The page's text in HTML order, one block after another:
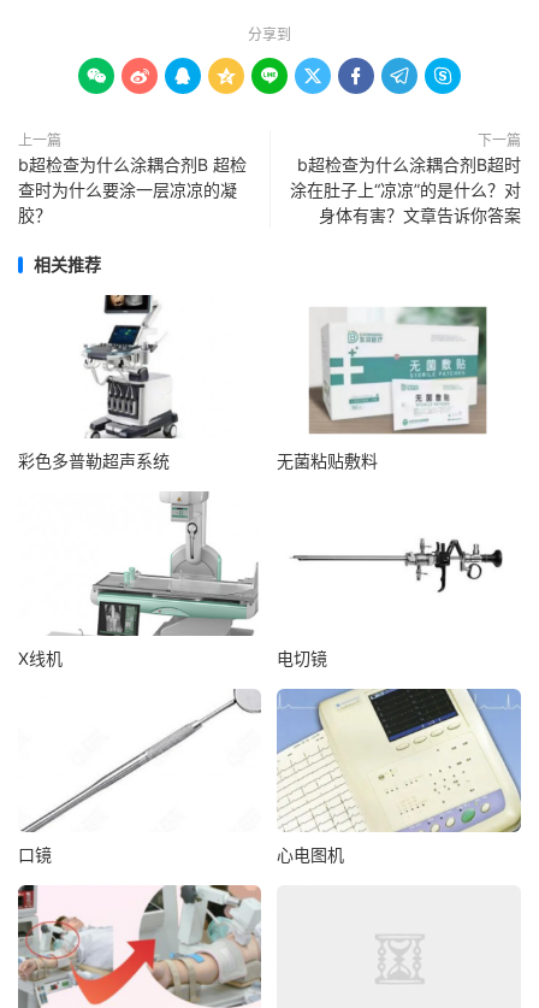
分享到
        
上一篇
b超检查为什么涂耦合剂B 超检
查时为什么要涂一层凉凉的凝
胶？
下一篇
b超检查为什么涂耦合剂B超时
涂在肚子上“凉凉”的是什么？对
身体有害？文章告诉你答案
相关推荐
彩色多普勒超声系统 无菌粘贴敷料
X线机 电切镜
口镜 心电图机